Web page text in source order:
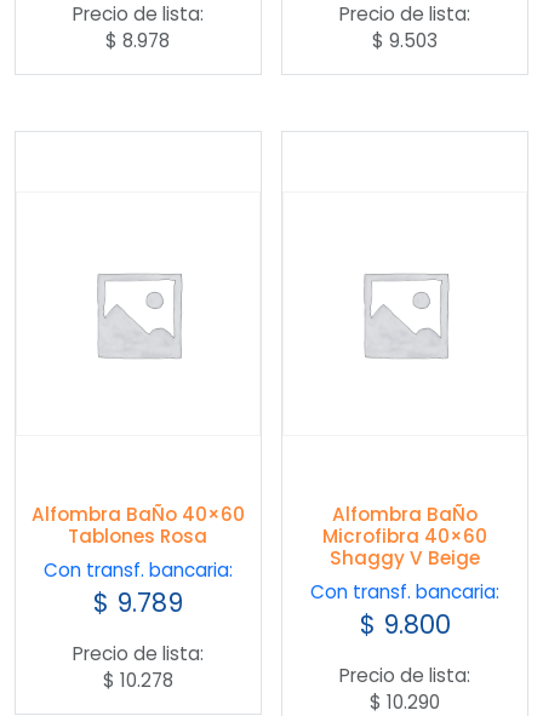
Precio de lista:
$ 8.978
Precio de lista:
$ 9.503
Alfombra BaÑo 40×60
Tablones Rosa
Con transf. bancaria:
$ 9.789
Precio de lista:
$ 10.278
Alfombra BaÑo
Microfibra 40×60
Shaggy V Beige
Con transf. bancaria:
$ 9.800
Precio de lista:
$ 10.290